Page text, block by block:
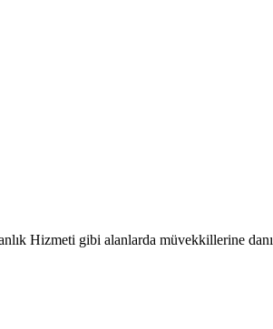
Hizmeti gibi alanlarda müvekkillerine